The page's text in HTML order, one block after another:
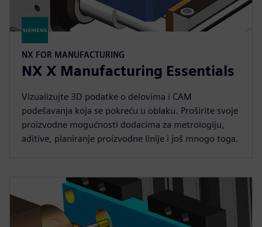
NX FOR MANUFACTURING
NX X Manufacturing Essentials
Vizualizujte 3D podatke o delovima i CAM
podešavanja koja se pokreću u oblaku. Proširite svoje
proizvodne mogućnosti dodacima za metrologiju,
aditive, planiranje proizvodne linije i još mnogo toga.